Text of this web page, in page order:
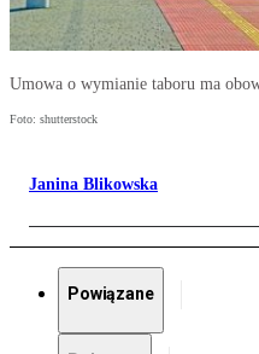
Umowa o wymianie taboru ma
Foto: shutterstock
Janina Blikowska
Powiązane